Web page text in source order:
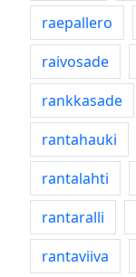
raepallero
raivosade
rankkasade
rantahauki
rantalahti
rantaralli
rantaviiva